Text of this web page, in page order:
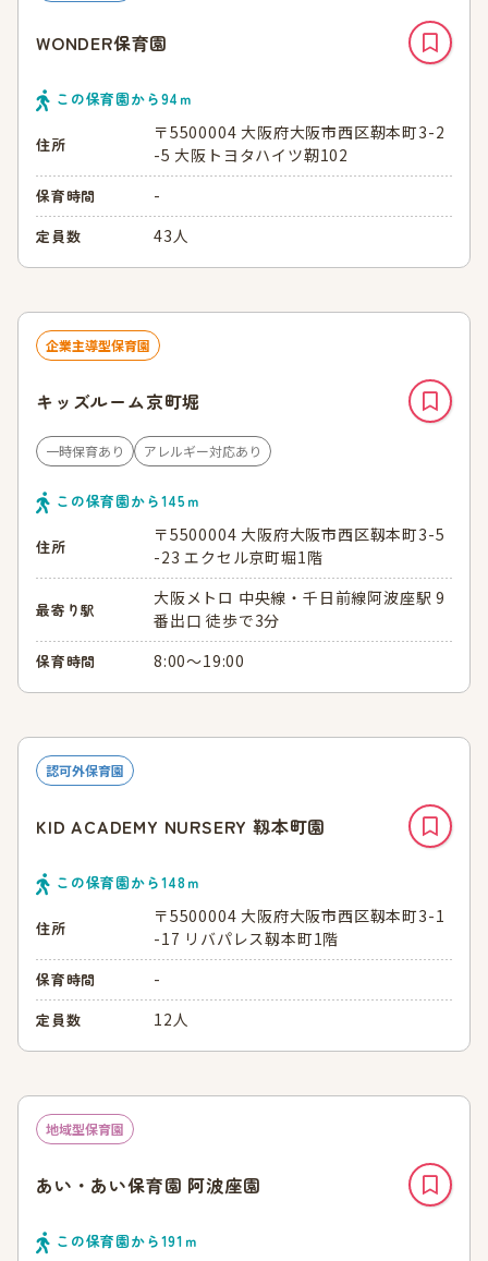
WONDER保育園
この保育園から94 ｍ
住所
〒5500004 大阪府大阪市西区靭本町3-2
-5 大阪トヨタハイツ靭102
保育時間 -
定員数 43人
企業主導型保育園
キッズルーム京町堀
一時保育あり アレルギー対応あり
この保育園から145ｍ
住所
〒5500004 大阪府大阪市西区靱本町3-5
-23 エクセル京町堀1階
最寄り駅
大阪メトロ 中央線・千日前線阿波座駅 9
番出口 徒歩で3分
保育時間 8:00～19:00
認可外保育園
KID ACADEMY NURSERY 靱本町園
この保育園から148ｍ
住所
〒5500004 大阪府大阪市西区靱本町3-1
-17 リバパレス靱本町1階
保育時間 -
定員数 12人
地域型保育園
あい・あい保育園 阿波座園
この保育園から191 ｍ